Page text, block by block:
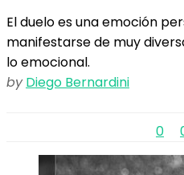
El duelo es una emoción
manifestarse de muy
lo emocional.
by Diego Bernardini
0